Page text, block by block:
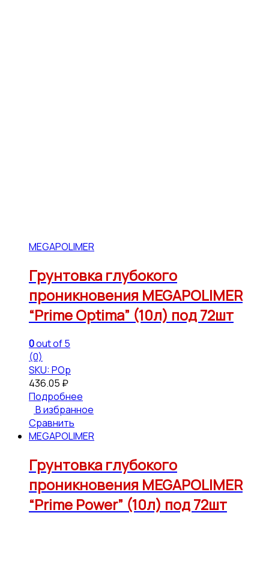
MEGAPOLIMER
Грунтовка глубокого
проникновения MEGAPOLIMER
“Prime Optima” (10л) под 72шт
0out of 5
(0)
SKU: РОр
436.05 ₽
Подробнее
В избранное
Сравнить
MEGAPOLIMER
Грунтовка глубокого
проникновения MEGAPOLIMER
“Prime Power” (10л) под 72шт